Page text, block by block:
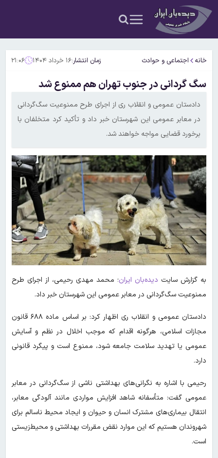
خانه اجتماعی و حوادث زمان انتشار:۱۶ خرداد ۱۴۰۴ ۲۱:۰۶
سگ گردانی در جنوب تهران هم ممنوع شد
دادستان عمومی و انقلاب ری از اجرای طرح ممنوعیت سگ‌گردانی
در معابر عمومی این شهرستان خبر داد و تأکید کرد متخلفان با
برخورد قضایی مواجه خواهند شد.
به گزارش سایت دیده‌بان ایران؛ محمد مهدی رحیمی، از اجرای طرح
ممنوعیت سگ‌گردانی در معابر عمومی این شهرستان خبر داد.
دادستان عمومی و انقلاب ری اظهار کرد: بر اساس ماده ۶۸۸ قانون
مجازات اسلامی، هرگونه اقدام که موجب اخلال در نظم و آسایش
عمومی یا تهدید سلامت جامعه شود، ممنوع است و پیگرد قانونی
دارد.
رحیمی با اشاره به نگرانی‌های بهداشتی ناشی از سگ‌گردانی در معابر
عمومی گفت: متأسفانه شاهد افزایش مواردی مانند آلودگی معابر،
انتقال بیماری‌های مشترک انسان و حیوان و ایجاد محیط ناسالم برای
شهروندان هستیم که این موارد نقض مقررات بهداشتی و محیط‌زیستی
است.